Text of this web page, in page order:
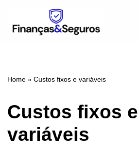
Pular
Home » Custos fixos e variáveis
Custos fixos e
variáveis